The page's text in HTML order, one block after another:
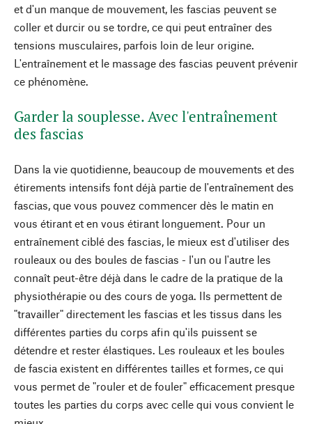
et d'un manque de mouvement, les fascias peuvent se
coller et durcir ou se tordre, ce qui peut entraîner des
tensions musculaires, parfois loin de leur origine.
L'entraînement et le massage des fascias peuvent prévenir
ce phénomène.
Garder la souplesse. Avec l'entraînement
des fascias
Dans la vie quotidienne, beaucoup de mouvements et des
étirements intensifs font déjà partie de l'entraînement des
fascias, que vous pouvez commencer dès le matin en
vous étirant et en vous étirant longuement. Pour un
entraînement ciblé des fascias, le mieux est d'utiliser des
rouleaux ou des boules de fascias - l'un ou l'autre les
connaît peut-être déjà dans le cadre de la pratique de la
physiothérapie ou des cours de yoga. Ils permettent de
"travailler" directement les fascias et les tissus dans les
différentes parties du corps afin qu'ils puissent se
détendre et rester élastiques. Les rouleaux et les boules
de fascia existent en différentes tailles et formes, ce qui
vous permet de "rouler et de fouler" efficacement presque
toutes les parties du corps avec celle qui vous convient le